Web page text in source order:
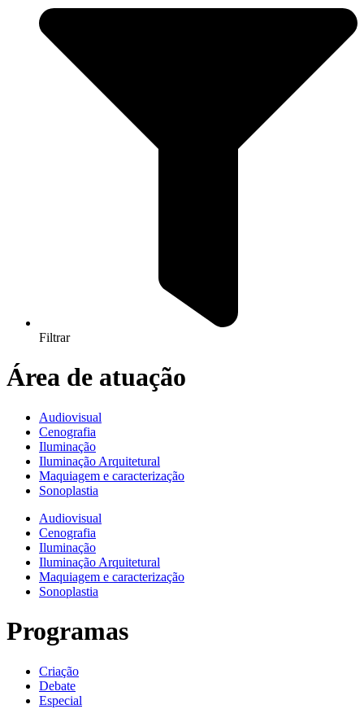
Filtrar
Área de atuação
Audiovisual
Cenografia
Iluminação
Iluminação Arquitetural
Maquiagem e caracterização
Sonoplastia
Audiovisual
Cenografia
Iluminação
Iluminação Arquitetural
Maquiagem e caracterização
Sonoplastia
Programas
Criação
Debate
Especial